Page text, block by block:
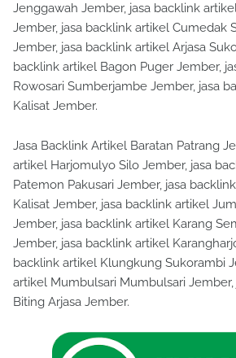
Jenggawah Jember, jasa backlink
Jember, jasa backlink artikel Cumedak
Jember, jasa backlink artikel Arjasa
backlink artikel Bagon Puger Jember,
Rowosari Sumberjambe Jember, jasa
Kalisat Jember.
Jasa Backlink Artikel Baratan Patrang
artikel Harjomulyo Silo Jember, jasa
Patemon Pakusari Jember, jasa
Kalisat Jember, jasa backlink artikel
Jember, jasa backlink artikel Karang
Jember, jasa backlink artikel
backlink artikel Klungkung Sukorambi
artikel Mumbulsari Mumbulsari
Biting Arjasa Jember.